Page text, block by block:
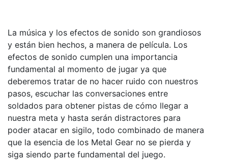
La música y los efectos de sonido son grandiosos
y están bien hechos, a manera de película. Los
efectos de sonido cumplen una importancia
fundamental al momento de jugar ya que
deberemos tratar de no hacer ruido con nuestros
pasos, escuchar las conversaciones entre
soldados para obtener pistas de cómo llegar a
nuestra meta y hasta serán distractores para
poder atacar en sigilo, todo combinado de manera
que la esencia de los Metal Gear no se pierda y
siga siendo parte fundamental del juego.